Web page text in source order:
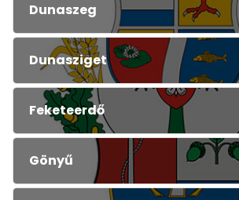
Dunaszeg
Dunasziget
Feketeerdő
Gönyű